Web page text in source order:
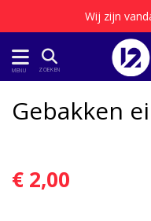
Wij zijn
MENU ZOEKEN
Gebakken ei
€ 2,00